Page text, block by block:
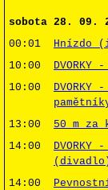
sobota 28. 09.
00:01 Hnízdo
10:00
10:00
13:00 50 m za
14:00
14:00